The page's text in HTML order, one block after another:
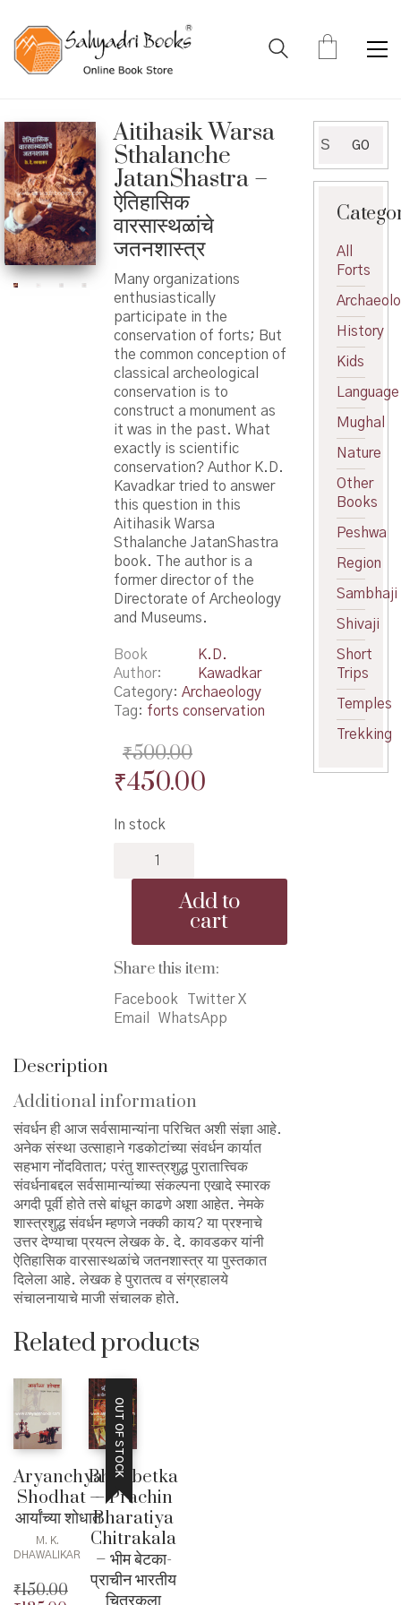
Aitihasik Warsa
Sthalanche
JatanShastra –
ऐतिहासिक
वारसास्थळांचे
जतनशास्त्र
Many organizations
enthusiastically
participate in the
conservation of forts; But
the common conception of
classical archeological
conservation is to
construct a monument as
it was in the past. What
exactly is scientific
conservation? Author K.D.
Kavadkar tried to answer
this question in this
Aitihasik Warsa
Sthalanche JatanShastra
book. The author is a
former director of the
Directorate of Archeology
and Museums.
Book
Author
K.D.
Kawadkar
Category: Archaeology
Tag: forts conservation
₹500.00
Original
was:
₹500.00.
₹450.00Current
In stock
JatanShastra
ऐतिहासिक
वारसास्थळांचे
quantity
Add to
cart
Share this item:
Facebook
Twitter X
Email
WhatsApp
Description
Additional information
संवर्धन ही आज सर्वसामान्यांना परिचित अशी संज्ञा आहे.
अनेक संस्था उत्साहाने गडकोटांच्या संवर्धन कार्यात
सहभाग नोंदवितात; परंतु शास्त्रशुद्ध पुरातात्त्विक
संवर्धनाबद्दल सर्वसामान्यांच्या संकल्पना एखादे स्मारक
अगदी पूर्वी होते तसे बांधून काढणे अशा आहेत. नेमके
शास्त्रशुद्ध संवर्धन म्हणजे नक्की काय? या प्रश्नाचे
उत्तर देण्याचा प्रयत्न लेखक के. दे. कावडकर यांनी
ऐतिहासिक वारसास्थळांचे जतनशास्त्र या पुस्तकात
दिलेला आहे. लेखक हे पुरातत्व व संग्रहालये
संचालनायाचे माजी संचालक होते.
Related products
Aryanchya
Shodhat –
आर्यांच्या शोधात
M. K.
DHAWALIKAR
₹150.00
OUT OF STOCK
Bhimbetka
– Prachin
Bharatiya
Chitrakala
– भीम बेटका-
प्राचीन भारतीय
for:
GO
All
Forts
History
Kids
Language
Mughal
Nature
Other
Books
Peshwa
Region
Sambhaji
Shivaji
Short
Trips
Temples
Trekking